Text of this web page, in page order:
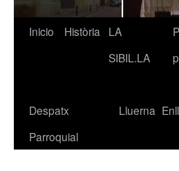
Inicio Història
LA
SIBIL.LA
Despatx
Parroquial
Lluerna